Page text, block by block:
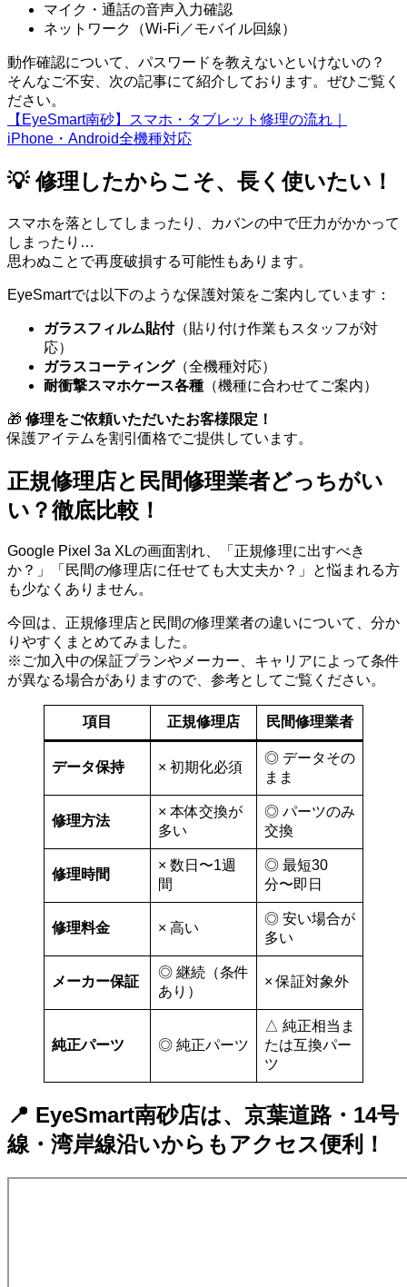
マイク・通話の音声入力確認
ネットワーク（Wi-Fi／モバイル回線）
動作確認について、パスワードを教えないといけないの？
そんなご不安、次の記事にて紹介しております。ぜひご覧く
ださい。
【EyeSmart南砂】スマホ・タブレット修理の流れ｜
iPhone・Android全機種対応
💡 修理したからこそ、長く使いたい！
スマホを落としてしまったり、カバンの中で圧力がかかって
しまったり…
思わぬことで再度破損する可能性もあります。
EyeSmartでは以下のような保護対策をご案内しています：
ガラスフィルム貼付（貼り付け作業もスタッフが対
応）
ガラスコーティング（全機種対応）
耐衝撃スマホケース各種 （機種に合わせてご案内）
🎁 修理をご依頼いただいたお客様限定！
保護アイテムを割引価格でご提供しています。
正規修理店と民間修理業者どっちがい
い？徹底比較！
Google Pixel 3a XLの画面割れ、「正規修理に出すべき
か？」「民間の修理店に任せても大丈夫か？」と悩まれる方
も少なくありません。
今回は、正規修理店と民間の修理業者の違いについて、分か
りやすくまとめてみました。
※ご加入中の保証プランやメーカー、キャリアによって条件
が異なる場合がありますので、参考としてご覧ください。
項目 正規修理店 民間修理業者
データ保持 × 初期化必須
◎ データその
まま
修理方法
× 本体交換が
多い
◎ パーツのみ
交換
修理時間
× 数日〜1週
間
◎ 最短30
分〜即日
修理料金 × 高い
◎ 安い場合が
多い
メーカー保証
◎ 継続（条件
あり）
× 保証対象外
純正パーツ ◎ 純正パーツ
△ 純正相当ま
たは互換パー
ツ
📍 EyeSmart南砂店は、京葉道路・14号
線・湾岸線沿いからもアクセス便利！